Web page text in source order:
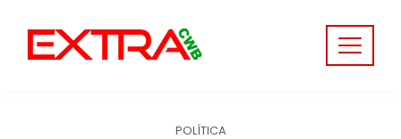
content
POLÍTICA